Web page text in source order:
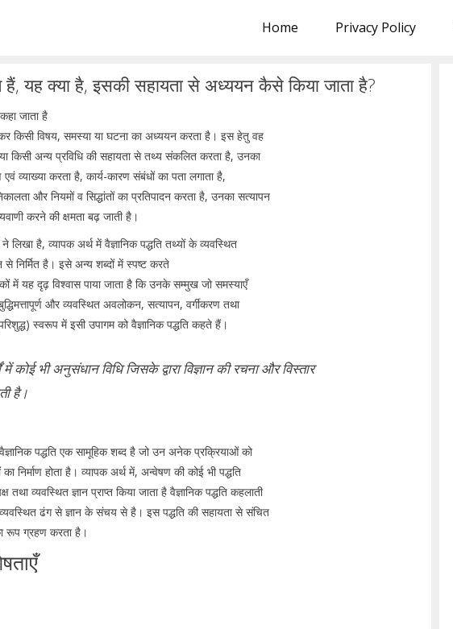
Home Privacy Policy
हैं, यह क्या है, इसकी सहायता से अध्ययन कैसे किया जाता है?
जाता है
किसी विषय, समस्या या घटना का अध्ययन करता है। इस हेतु वह
किसी अन्य प्रविधि की सहायता से तथ्य संकलित करता है, उनका
व्याख्या करता है, कार्य-कारण संबंधों का पता लगाता है,
और नियमों व सिद्धांतों का प्रतिपादन करता है, उनका सत्यापन
करने की क्षमता बढ़ जाती है।
लिखा है, व्यापक अर्थ में वैज्ञानिक पद्धति तथ्यों के व्यवस्थित
से निर्मित है। इसे अन्य शब्दों में स्पष्ट करते
में यह दृढ़ विश्वास पाया जाता है कि उनके सम्मुख जो समस्याएँ
और व्यवस्थित अवलोकन, सत्यापन, वर्गीकरण तथा
स्वरूप में इसी उपागम को वैज्ञानिक पद्धति कहते हैं।
कोई भी अनुसंधान विधि जिसके द्वारा विज्ञान की रचना और विस्तार
है।
पद्धति एक सामूहिक शब्द है जो उन अनेक प्रक्रियाओं को
निर्माण होता है। व्यापक अर्थ में, अन्वेषण की कोई भी पद्धति
तथा व्यवस्थित ज्ञान प्राप्त किया जाता है वैज्ञानिक पद्धति कहलाती
ढंग से ज्ञान के संचय से है। इस पद्धति की सहायता से संचित
रूप ग्रहण करता है।